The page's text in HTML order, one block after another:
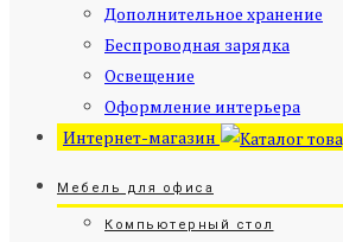
Дополнительное хранение
Беспроводная зарядка
Освещение
Оформление интерьера
Интернет-магазин
Мебель для офиса
Компьютерный стол